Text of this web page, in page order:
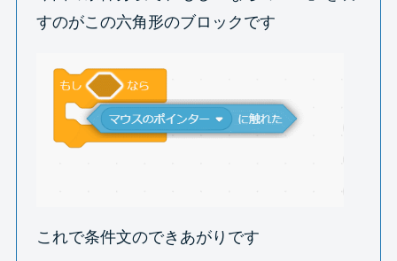
すのがこの六角形のブロックです
これで条件文のできあがりです